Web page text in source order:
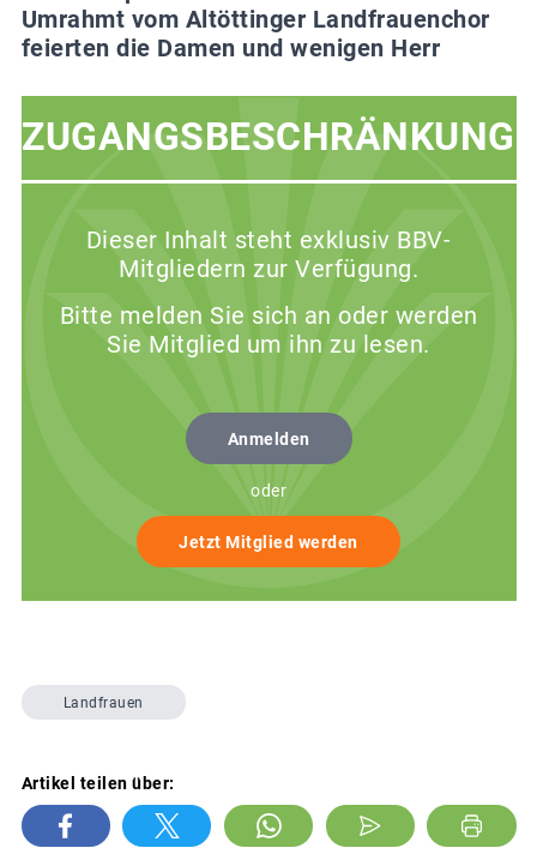
Umrahmt vom Altöttinger Landfrauenchor
feierten die Damen und wenigen Herr
ZUGANGSBESCHRÄNKUNG
Dieser Inhalt steht exklusiv BBV-
Mitgliedern zur Verfügung.
Bitte melden Sie sich an oder werden
Sie Mitglied um ihn zu lesen.
Anmelden
oder
Jetzt Mitglied werden
Landfrauen
Artikel teilen über: